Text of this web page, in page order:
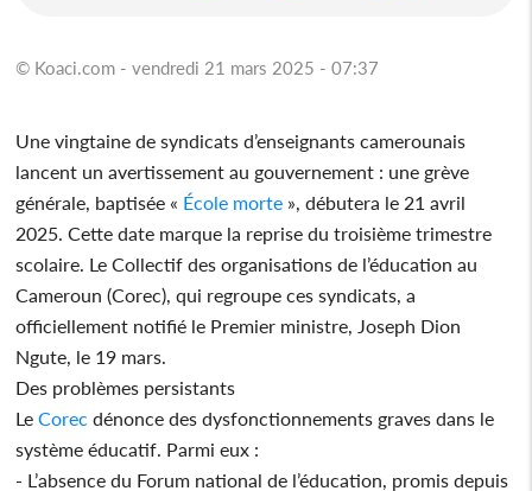
© Koaci.com - vendredi 21 mars 2025 - 07:37
Une vingtaine de syndicats d’enseignants camerounais
lancent un avertissement au gouvernement : une grève
générale, baptisée « École morte », débutera le 21 avril
2025. Cette date marque la reprise du troisième trimestre
scolaire. Le Collectif des organisations de l’éducation au
Cameroun (Corec), qui regroupe ces syndicats, a
officiellement notifié le Premier ministre, Joseph Dion
Ngute, le 19 mars.
Des problèmes persistants
Le Corec dénonce des dysfonctionnements graves dans le
système éducatif. Parmi eux :
- L’absence du Forum national de l’éducation, promis depuis